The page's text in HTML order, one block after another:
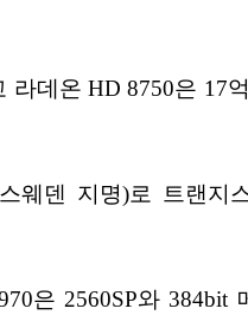
데온 HD 8750은 17
웨덴 지명)로 트랜지
은 2560SP와 384bit